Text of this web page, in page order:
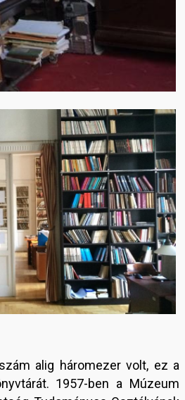
alig háromezer volt, ez a
1957-ben a Múzeum